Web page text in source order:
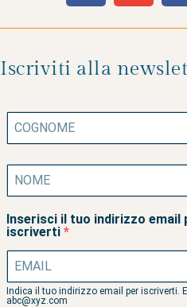
Iscriviti alla
Inserisci il tuo indirizzo email
iscriverti
Indica il tuo indirizzo email per iscriverti.
abc@xyz.com